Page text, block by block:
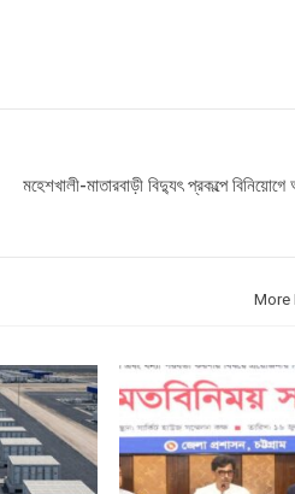
মহেশখালী-মাতারবাড়ী বিদ্যুৎ প্রকল্পে
More